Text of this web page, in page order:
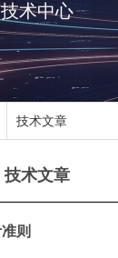
技术中心
技术文章
技术文章
则